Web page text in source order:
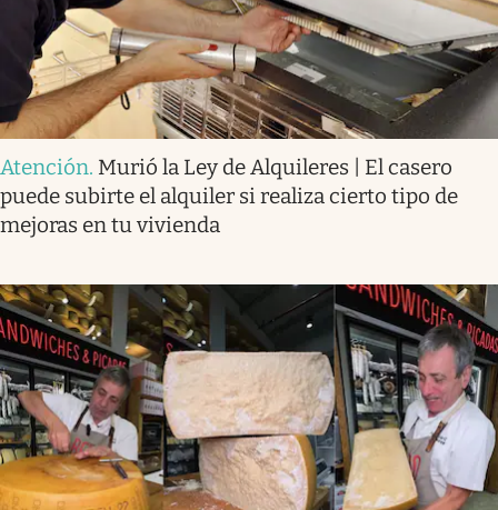
Atención. Murió la Ley de Alquileres | El casero
puede subirte el alquiler si realiza cierto tipo de
mejoras en tu vivienda